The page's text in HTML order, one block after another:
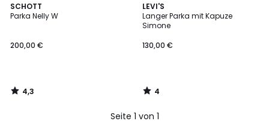
SCHOTT
Parka Nelly W
200,00 €
4,3
/ 5
4,3
/
LEVI'S
Langer Parka mit Kapuze
Simone
130,00 €
4
/
5
4
/
Seite 1 von 1